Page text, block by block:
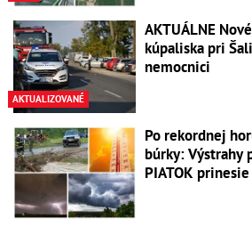
AKTUALIZOVANÉ
AKTUÁLNE
kúpaliska pri
nemocnici
Po rekordnej
búrky: Výstrahy
PIATOK